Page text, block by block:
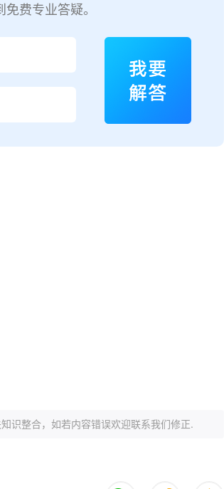
费专业答疑。
识整合，如若内容错误欢迎联系我们修正.